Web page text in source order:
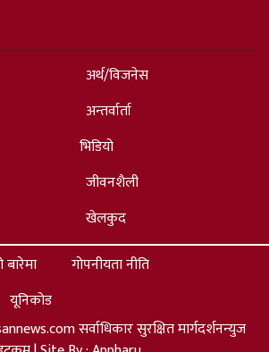
अर्थ/विजनेस
अन्तर्वार्ता
भिडियो
जीवनशैली
खेलकुद
बारेमा
गोपनीयता नीति
यूनिकोड
सर्वाधिकार सुरक्षित मार्गदर्शनन्युज